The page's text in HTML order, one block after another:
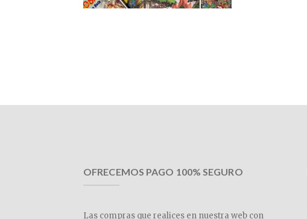
OFRECEMOS PAGO 100% SEGURO
Las compras que realices en nuestra web con